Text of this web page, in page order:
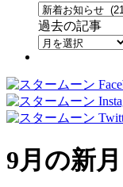
過去の記事
9月の新